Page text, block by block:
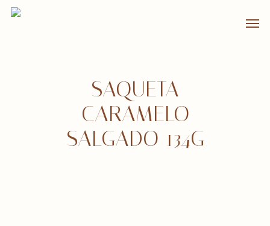
Skip
SAQUETA
CARAMELO
SALGADO 134G